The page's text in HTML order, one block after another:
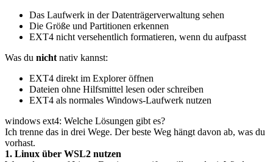
Das Laufwerk in der Datenträgerverwaltung sehen
Die Größe und Partitionen erkennen
EXT4 nicht versehentlich formatieren, wenn du aufpasst
Was du nicht nativ kannst:
EXT4 direkt im Explorer öffnen
Dateien ohne Hilfsmittel lesen oder schreiben
EXT4 als normales Windows-Laufwerk nutzen
windows ext4: Welche Lösungen gibt es?
Ich trenne das in drei Wege. Der beste Weg hängt davon ab, was du
vorhast.
1. Linux über WSL2 nutzen